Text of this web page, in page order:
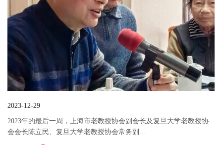
2023-12-29
2023年的最后一周，上海市老教授协会副会长及复旦大学老教授协
会会长陈立民、复旦大学老教授协会常务副...